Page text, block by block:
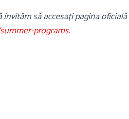
să accesați pagina
programs.